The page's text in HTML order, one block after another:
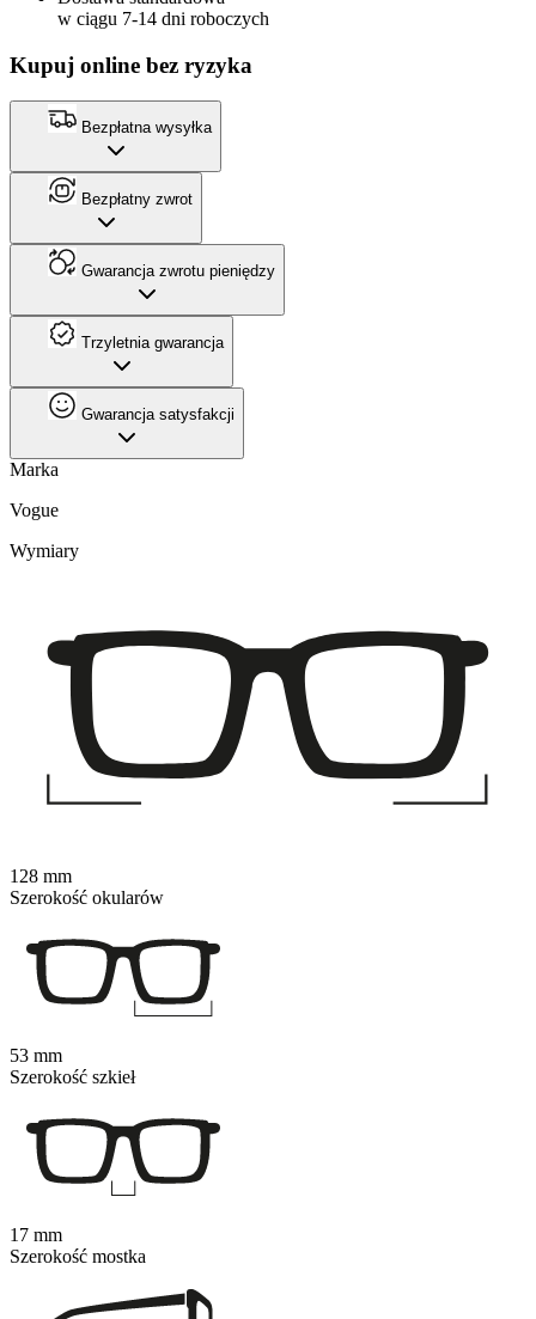
w ciągu 7-14 dni roboczych
Kupuj online bez ryzyka
Bezpłatna wysyłka
Bezpłatny zwrot
Gwarancja zwrotu pieniędzy
Trzyletnia gwarancja
Gwarancja satysfakcji
Marka
Vogue
Wymiary
128 mm
Szerokość okularów
53 mm
Szerokość szkieł
17 mm
Szerokość mostka